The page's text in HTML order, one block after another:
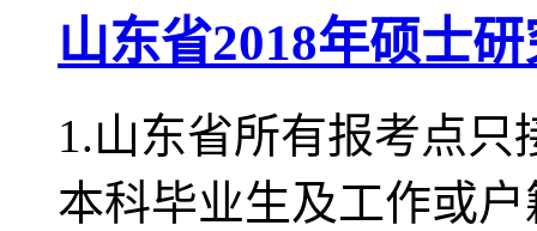
山东省2018年硕士
1.山东省所有报考点
本科毕业生及工作或